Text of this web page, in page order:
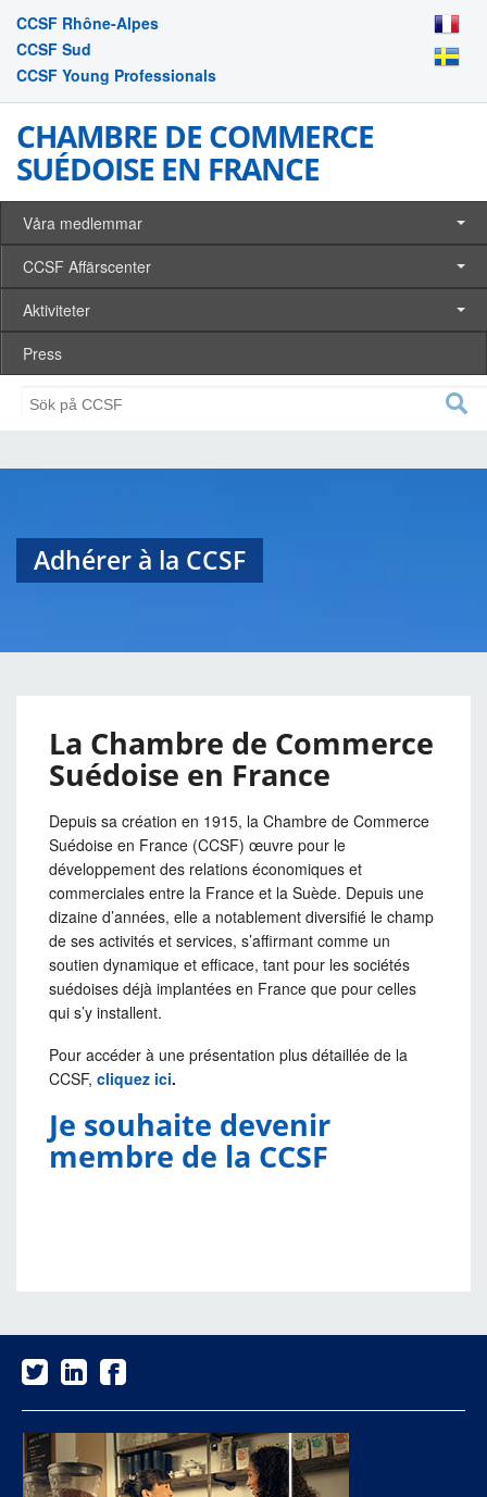
CCSF Rhône-Alpes
CCSF Sud
CCSF Young Professionals
CHAMBRE DE COMMERCE
SUÉDOISE EN FRANCE
Våra medlemmar
CCSF Affärscenter
Aktiviteter
Press
Adhérer à la CCSF
La Chambre de Commerce
Suédoise en France
Depuis sa création en 1915, la Chambre de Commerce
Suédoise en France (CCSF) œuvre pour le
développement des relations économiques et
commerciales entre la France et la Suède. Depuis une
dizaine d’années, elle a notablement diversifié le champ
de ses activités et services, s’affirmant comme un
soutien dynamique et efficace, tant pour les sociétés
suédoises déjà implantées en France que pour celles
qui s’y installent.
Pour accéder à une présentation plus détaillée de la
CCSF, cliquez ici.
Je souhaite devenir
membre de la CCSF